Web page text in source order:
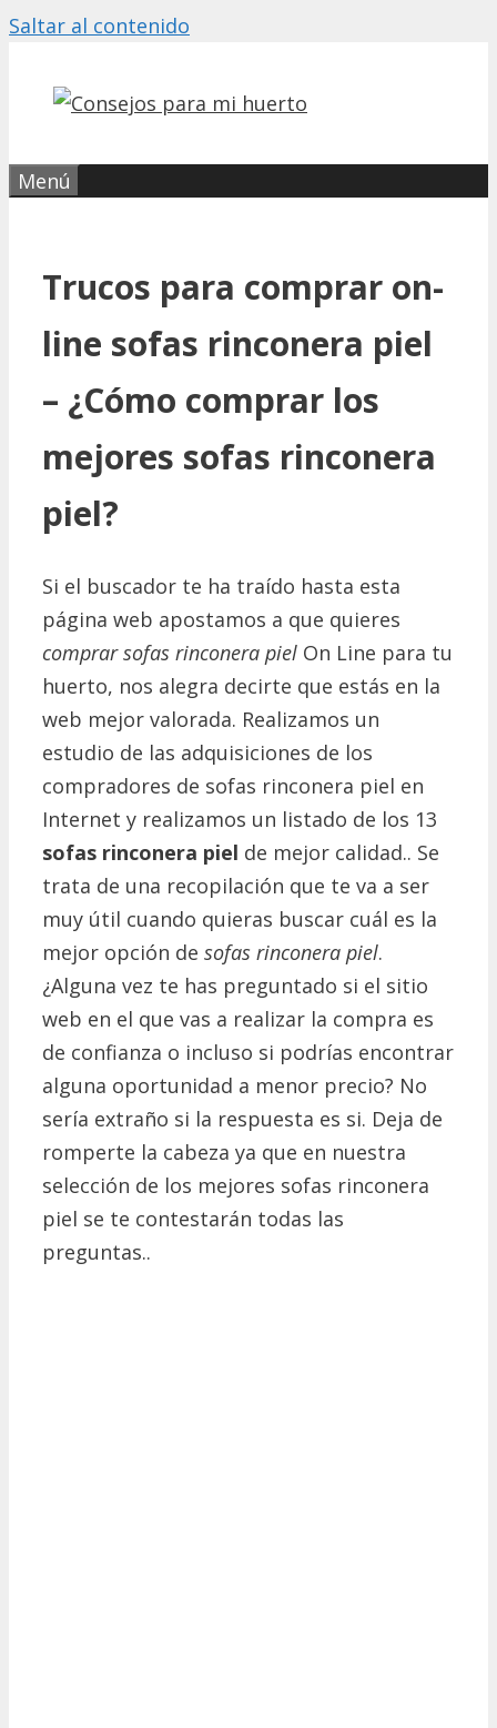
Saltar al contenido
Menú
Trucos para comprar on-
line sofas rinconera piel
– ¿Cómo comprar los
mejores sofas rinconera
piel?
Si el buscador te ha traído hasta esta
página web apostamos a que quieres
comprar sofas rinconera piel On Line para tu
huerto, nos alegra decirte que estás en la
web mejor valorada. Realizamos un
estudio de las adquisiciones de los
compradores de sofas rinconera piel en
Internet y realizamos un listado de los 13
sofas rinconera piel de mejor calidad.. Se
trata de una recopilación que te va a ser
muy útil cuando quieras buscar cuál es la
mejor opción de sofas rinconera piel.
¿Alguna vez te has preguntado si el sitio
web en el que vas a realizar la compra es
de confianza o incluso si podrías encontrar
alguna oportunidad a menor precio? No
sería extraño si la respuesta es si. Deja de
romperte la cabeza ya que en nuestra
selección de los mejores sofas rinconera
piel se te contestarán todas las
preguntas..